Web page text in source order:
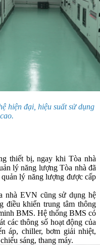
hiện đại, hiệu suất sử dụng
thiết bị, ngay khi Tòa nhà
lý năng lượng Tòa nhà đã
lý năng lượng được cấp
nhà EVN cũng sử dụng hệ
điều khiển trung tâm thông
BMS. Hệ thống BMS có
các thông số hoạt động của
áp, chiller, bơm giải nhiệt,
sáng, thang máy.